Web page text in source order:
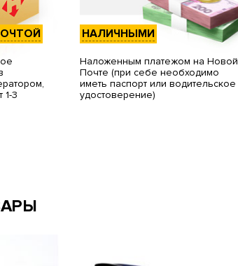
3
НАЛИЧНЫМИ
Наложенным платежом на Новой
Почте (при себе необходимо
иметь паспорт или водительское
удостоверение)